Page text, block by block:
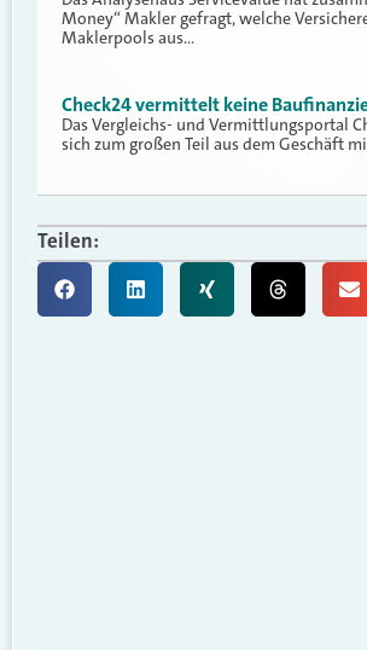
Money“ Makler gefragt, welche
Maklerpools aus…
Check24 vermittelt keine
Das Vergleichs- und Vermittlungsportal
sich zum großen Teil aus dem Geschäft
Teilen: